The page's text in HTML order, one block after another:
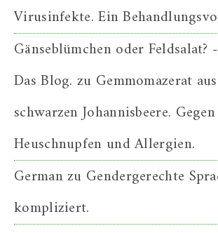
Virusinfekte. Ein
Gänseblümchen oder Feldsalat?
Das Blog. zu Gemmomazerat
schwarzen Johannisbeere. Gegen
Heuschnupfen und Allergien.
Germanzu Gendergerechte
kompliziert.